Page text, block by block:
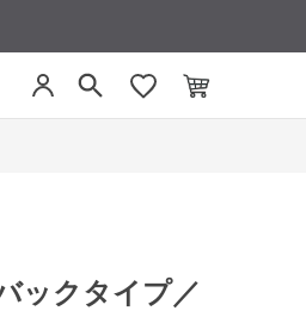
ックタイプ／